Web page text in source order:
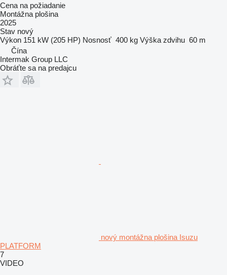
Cena na požiadanie
Montážna plošina
2025
Stav nový
Výkon 151 kW (205 HP) Nosnosť 400 kg Výška zdvihu 60 m
Čína
Intermak Group LLC
Obráťte sa na predajcu
nový montážna plošina Isuzu
PLATFORM
7
VIDEO